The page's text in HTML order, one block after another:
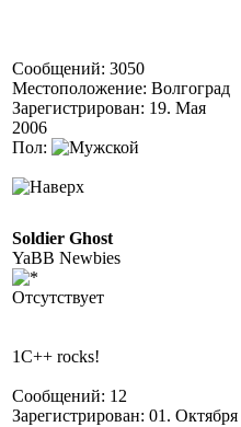
Сообщений: 3050
Местоположение: Волгоград
Зарегистрирован: 19. Мая
2006
Пол:
Soldier Ghost
YaBB Newbies
Отсутствует
1C++ rocks!
Сообщений: 12
Зарегистрирован: 01. Октября